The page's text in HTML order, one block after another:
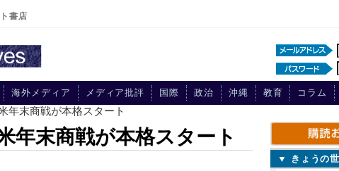
書店
海外メディア メディア批評 国際 政治 沖縄 教育 コラム
年末商戦が本格スタート
年末商戦が本格スタート
▼ きょうの